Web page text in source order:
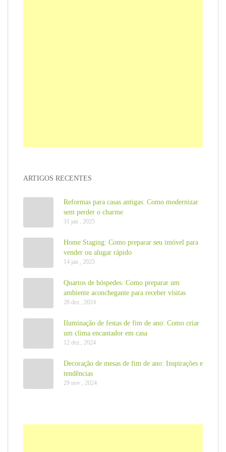
ARTIGOS RECENTES
Reformas para casas antigas: Como modernizar
sem perder o charme
31 jan , 2025
Home Staging: Como preparar seu imóvel para
vender ou alugar rápido
14 jan , 2025
Quartos de hóspedes: Como preparar um
ambiente aconchegante para receber visitas
28 dez , 2024
Iluminação de festas de fim de ano: Como criar
um clima encantador em casa
12 dez , 2024
Decoração de mesas de fim de ano: Inspirações e
tendências
29 nov , 2024